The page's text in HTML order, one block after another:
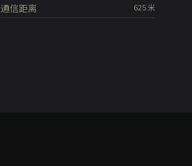
625米
通信距离